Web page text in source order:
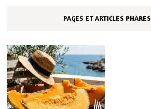
PAGES ET ARTICLES PHARES